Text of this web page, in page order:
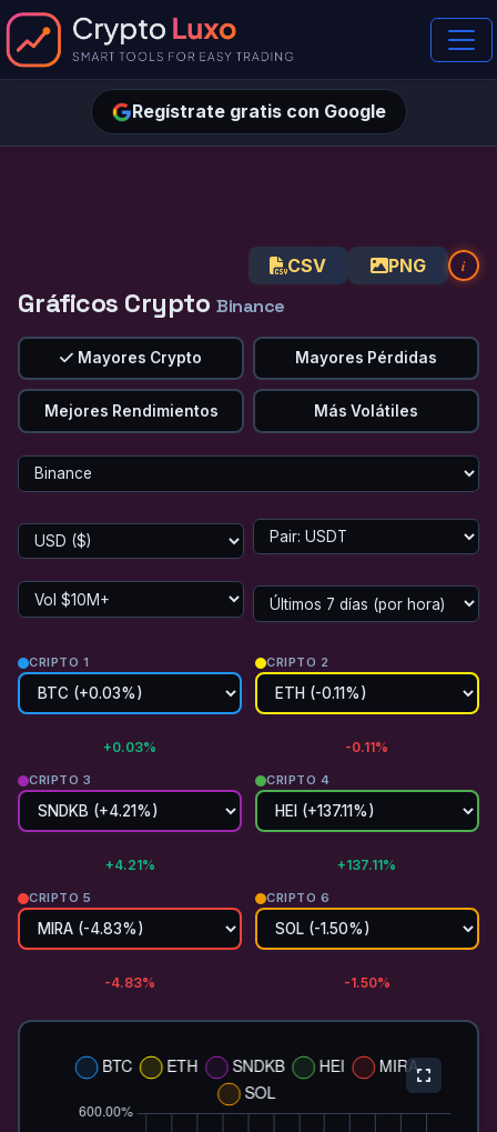
Regístrate gratis con Google
Gráficos CryptoBinance
CSV PNG i
Mayores Crypto Mayores Pérdidas
Mejores Rendimientos Más Volátiles
CRIPTO 1
+0.03%
CRIPTO 2
-0.11%
CRIPTO 3
+4.21%
CRIPTO 4
+137.11%
CRIPTO 5
-4.83%
CRIPTO 6
-1.50%